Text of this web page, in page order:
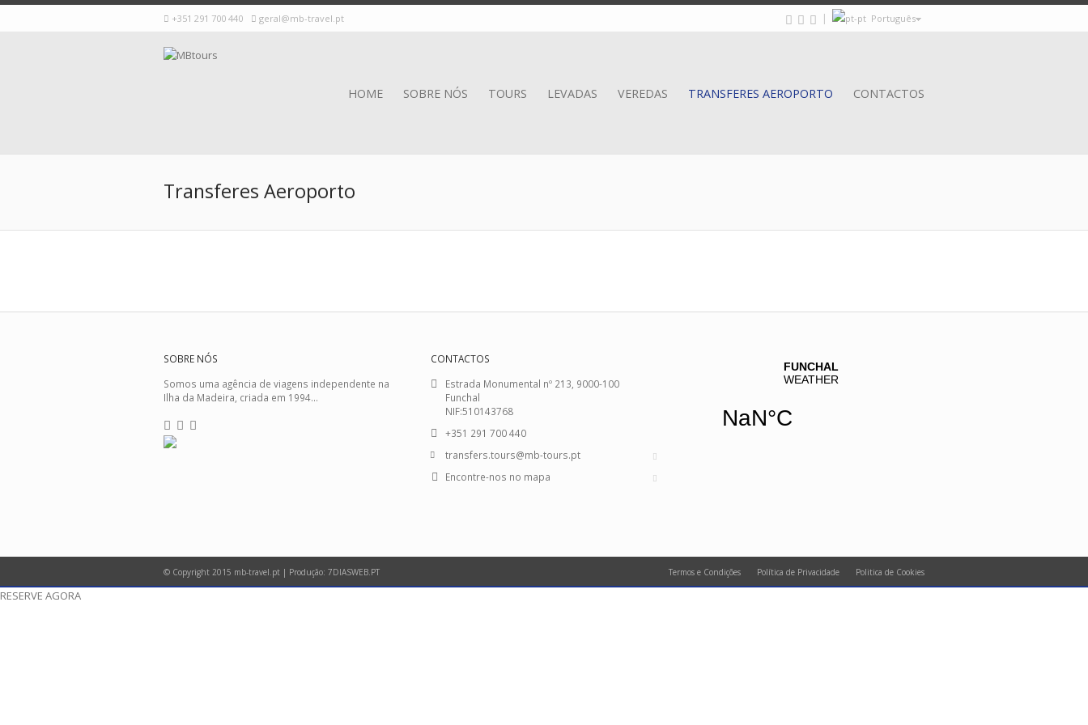
+351 291 700 440 geral@mb-travel.pt | Português
HOME SOBRE NÓS TOURS LEVADAS VEREDAS TRANSFERES AEROPORTO CONTACTOS
Transferes Aeroporto
SOBRE NÓS
Somos uma agência de viagens independente na
Ilha da Madeira, criada em 1994...
CONTACTOS
Estrada Monumental nº 213, 9000-100
Funchal
NIF:510143768
+351 291 700 440
transfers.tours@mb-tours.pt
Encontre-nos no mapa
© Copyright 2015 mb-travel.pt | Produção: 7DIASWEB.PT Termos e Condições Política de Privacidade Politica de Cookies
RESERVE AGORA